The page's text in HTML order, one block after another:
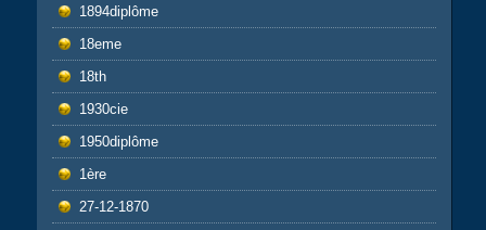
1894diplôme
18eme
18th
1930cie
1950diplôme
1ère
27-12-1870